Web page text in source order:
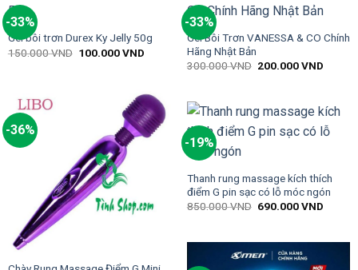
-33%
Gel bôi trơn Durex Ky Jelly 50g
150.000VND 100.000VND
-33%
Gel Bôi Trơn VANESSA & CO Chính
Hãng Nhật Bản
300.000VND 200.000VND
-36%
-19%
Thanh rung massage kích thích
điểm G pin sạc có lỗ móc ngón
850.000VND 690.000VND